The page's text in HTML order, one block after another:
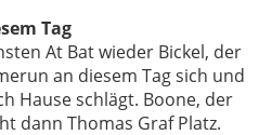
Tag
At Bat wieder Bickel, der
an diesem Tag sich und
Hause schlägt. Boone, der
dann Thomas Graf Platz.